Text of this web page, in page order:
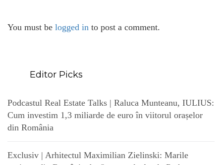
You must be logged in to post a comment.
Editor Picks
Podcastul Real Estate Talks | Raluca Munteanu, IULIUS:
Cum investim 1,3 miliarde de euro în viitorul orașelor
din România
Exclusiv | Arhitectul Maximilian Zielinski: Marile